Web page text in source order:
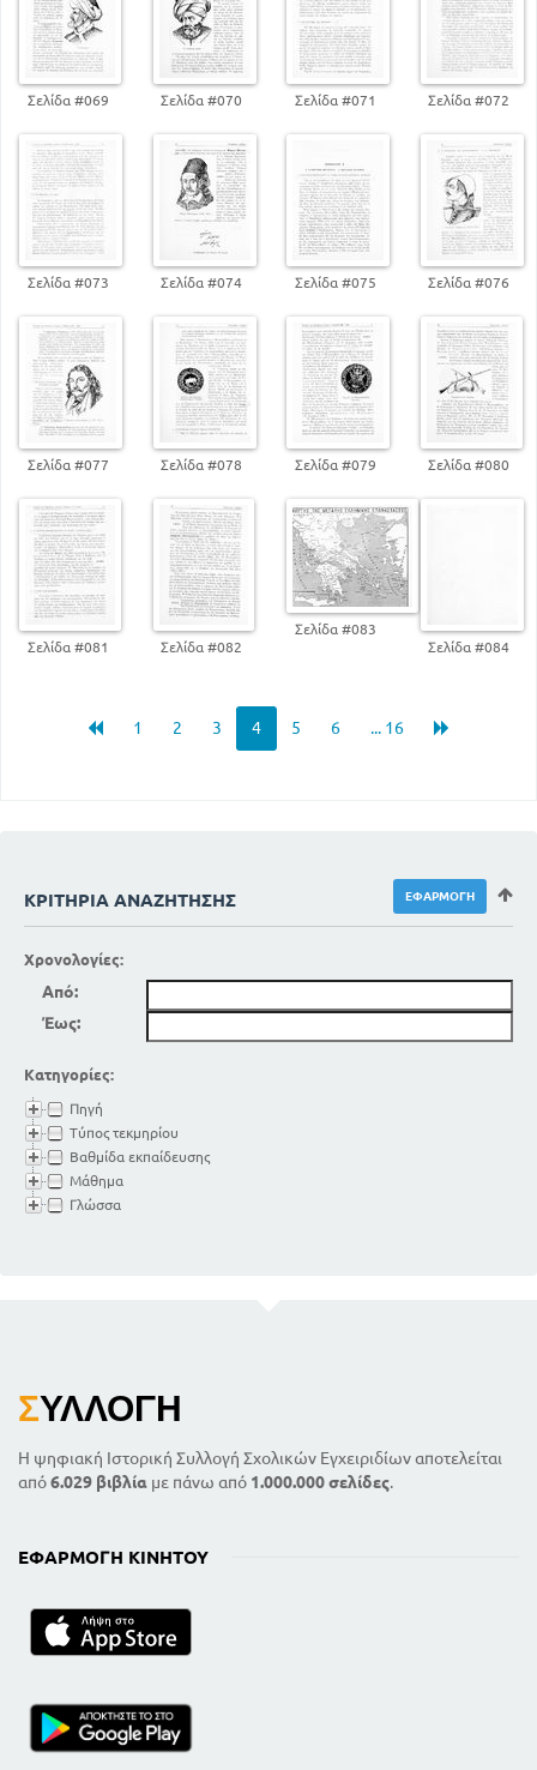
Σελίδα #069 Σελίδα #070 Σελίδα #071 Σελίδα #072
Σελίδα #073 Σελίδα #074 Σελίδα #075 Σελίδα #076
Σελίδα #077 Σελίδα #078 Σελίδα #079 Σελίδα #080
Σελίδα #081 Σελίδα #082
Σελίδα #083
Σελίδα #084
1 2 3 4 5 6 ... 16
ΚΡΙΤΉΡΙΑ ΑΝΑΖΉΤΗΣΗΣ
Χρονολογίες:
Από:
Έως:
Κατηγορίες:
Πηγή
Τύπος τεκμηρίου
Βαθμίδα εκπαίδευσης
Μάθημα
Γλώσσα
ΣΥΛΛΟΓΉ
Η ψηφιακή Ιστορική Συλλογή Σχολικών Εγχειριδίων αποτελείται
από6.029 βιβλία με πάνω από 1.000.000 σελίδες.
ΕΦΑΡΜΟΓΉ ΚΙΝΗΤΟΎ